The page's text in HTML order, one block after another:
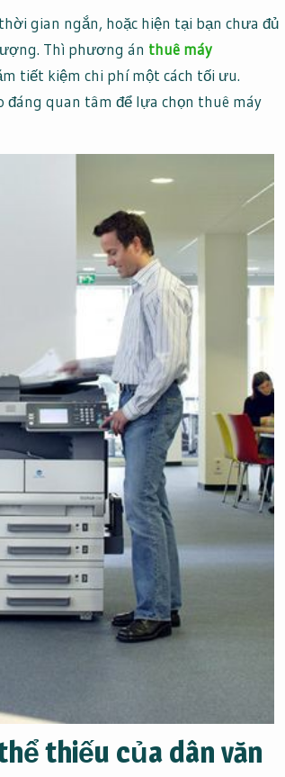
gian ngắn, hoặc hiện tại bạn chưa đủ
Thì phương án thuê máy
tiết kiệm chi phí một cách tối ưu.
quan tâm để lựa chọn thuê máy
thiếu của dân văn